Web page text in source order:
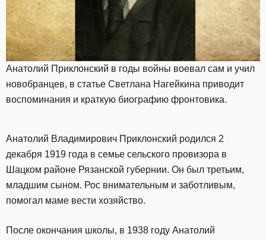
Анатолий Приклонский в годы войны воевал сам и учил
новобранцев, в статье Светлана Нагейкина приводит
воспоминания и краткую биографию фронтовика.
Анатолий Владимирович Приклонский родился 2
декабря 1919 года в семье сельского провизора в
Шацком районе Рязанской губернии. Он был третьим,
младшим сыном. Рос внимательным и заботливым,
помогал маме вести хозяйство.
После окончания школы, в 1938 году Анатолий